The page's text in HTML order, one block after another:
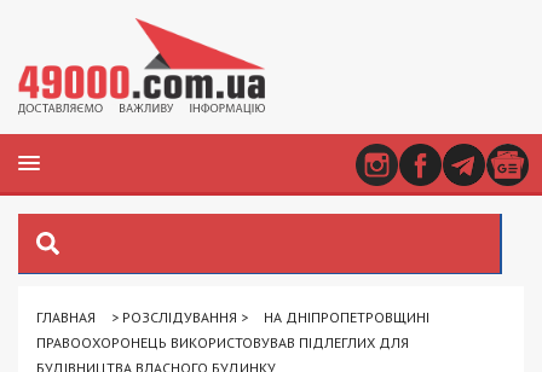
ГЛАВНАЯ > РОЗСЛІДУВАННЯ >
НА ДНІПРОПЕТРОВЩИНІ
ПРАВООХОРОНЕЦЬ ВИКОРИСТОВУВАВ ПІДЛЕГЛИХ ДЛЯ
БУДІВНИЦТВА ВЛАСНОГО БУДИНКУ